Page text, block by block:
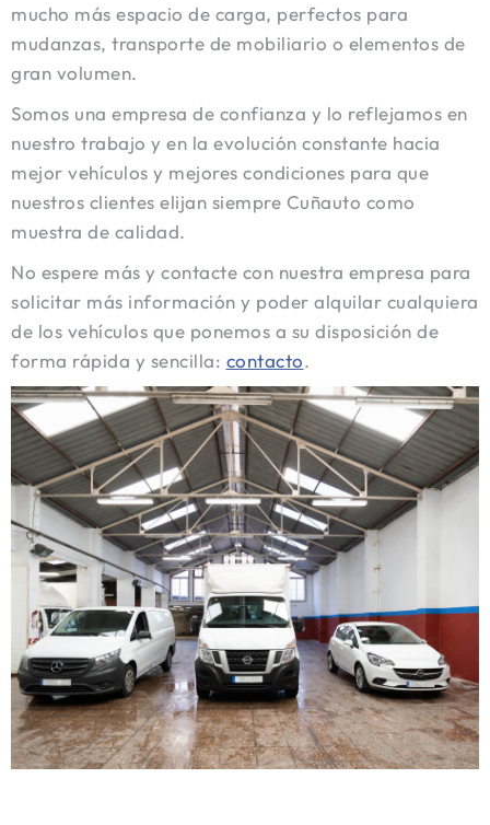
mucho más espacio de carga, perfectos para
mudanzas, transporte de mobiliario o elementos de
gran volumen.
Somos una empresa de confianza y lo reflejamos en
nuestro trabajo y en la evolución constante hacia
mejor vehículos y mejores condiciones para que
nuestros clientes elijan siempre Cuñauto como
muestra de calidad.
No espere más y contacte con nuestra empresa para
solicitar más información y poder alquilar cualquiera
de los vehículos que ponemos a su disposición de
forma rápida y sencilla: contacto.